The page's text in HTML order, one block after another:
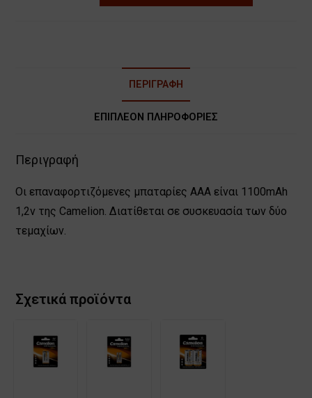
ΠΕΡΙΓΡΑΦΉ
ΕΠΙΠΛΈΟΝ ΠΛΗΡΟΦΟΡΊΕΣ
Περιγραφή
Οι επαναφορτιζόμενες μπαταρίες ΑΑΑ είναι 1100mAh
1,2v της Camelion. Διατίθεται σε συσκευασία των δύο
τεμαχίων.
Σχετικά προϊόντα